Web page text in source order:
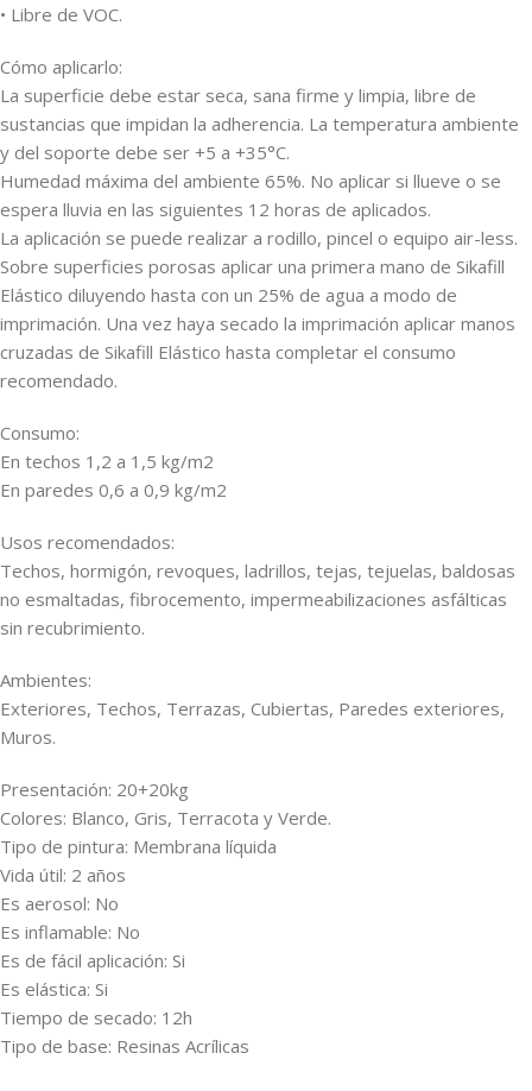
• Libre de VOC.
Cómo aplicarlo:
La superficie debe estar seca, sana firme y limpia, libre de
sustancias que impidan la adherencia. La temperatura ambiente
y del soporte debe ser +5 a +35°C.
Humedad máxima del ambiente 65%. No aplicar si llueve o se
espera lluvia en las siguientes 12 horas de aplicados.
La aplicación se puede realizar a rodillo, pincel o equipo air-less.
Sobre superficies porosas aplicar una primera mano de Sikafill
Elástico diluyendo hasta con un 25% de agua a modo de
imprimación. Una vez haya secado la imprimación aplicar manos
cruzadas de Sikafill Elástico hasta completar el consumo
recomendado.
Consumo:
En techos 1,2 a 1,5 kg/m2
En paredes 0,6 a 0,9 kg/m2
Usos recomendados:
Techos, hormigón, revoques, ladrillos, tejas, tejuelas, baldosas
no esmaltadas, fibrocemento, impermeabilizaciones asfálticas
sin recubrimiento.
Ambientes:
Exteriores, Techos, Terrazas, Cubiertas, Paredes exteriores,
Muros.
Presentación: 20+20kg
Colores: Blanco, Gris, Terracota y Verde.
Tipo de pintura: Membrana líquida
Vida útil: 2 años
Es aerosol: No
Es inflamable: No
Es de fácil aplicación: Si
Es elástica: Si
Tiempo de secado: 12h
Tipo de base: Resinas Acrílicas